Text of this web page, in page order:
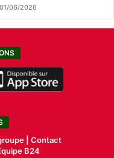
01/06/2026
| Contact
B24